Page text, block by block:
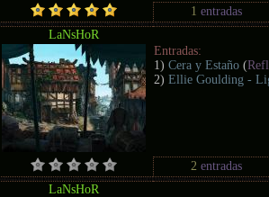
1 entradas
LaNsHoR
Entradas:
1)Cera y Estaño (
2)Ellie Goulding -
2 entradas
LaNsHoR